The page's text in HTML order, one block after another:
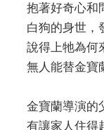
抱著好奇心和
白狗的身世，
說得上牠為何
無人能替金寶
金寶蘭導演的
有讓家人住得